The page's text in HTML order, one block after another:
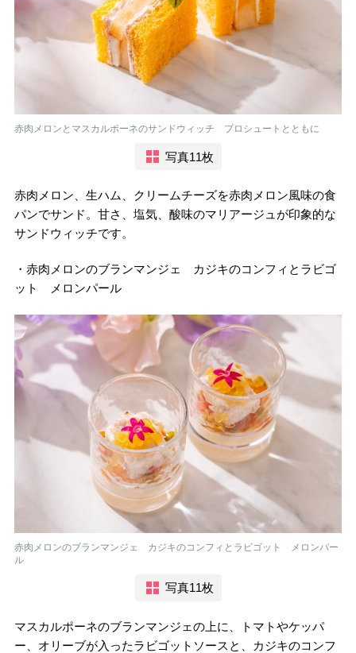
赤肉メロンとマスカルポーネのサンドウィッチ プロシュートとともに
写真11枚
赤肉メロン、生ハム、クリームチーズを赤肉メロン風味の食
パンでサンド。甘さ、塩気、酸味のマリアージュが印象的な
サンドウィッチです。
・赤肉メロンのブランマンジェ カジキのコンフィとラビゴ
ット メロンパール
赤肉メロンのブランマンジェ カジキのコンフィとラビゴット メロンパー
ル
写真11枚
マスカルポーネのブランマンジェの上に、トマトやケッパ
ー、オリーブが入ったラビゴットソースと、カジキのコンフ